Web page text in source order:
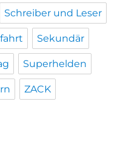
Schreiber und Leser
Sekundär
Superhelden
ZACK